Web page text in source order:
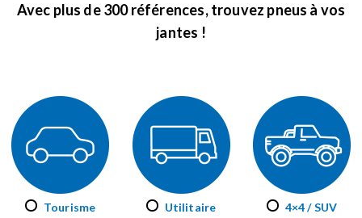
Avec plus de 300 références, trouvez pneus à vos
jantes !
4×4 / SUV
Tourisme Utilitaire